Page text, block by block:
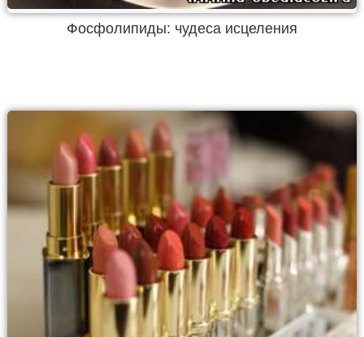
Фосфолипиды: чудеса исцеления